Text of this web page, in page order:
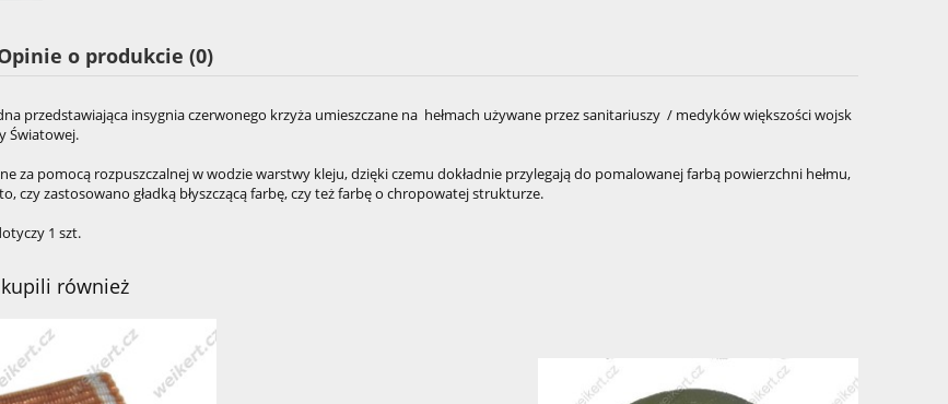
o produkcie (0)
przedstawiająca insygnia czerwonego krzyża umieszczane na hełmach używane przez sanitariuszy / medyków większości wojsk
Światowej.
za pomocą rozpuszczalnej w wodzie warstwy kleju, dzięki czemu dokładnie przylegają do pomalowanej farbą powierzchni hełmu,
czy zastosowano gładką błyszczącą farbę, czy też farbę o chropowatej strukturze.
1 szt.
również